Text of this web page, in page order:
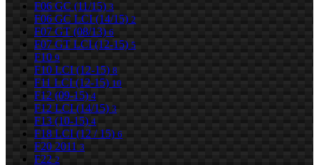
F06 GC (11/15) 3
F06 GC LCI (14/15) 2
F07 GT (08/13) 6
F07 GT LCI (12-15) 5
F10 9
F10 LCI (12-15) 8
F11 LCI (12-15) 10
F12 (09-15) 4
F12 LCI (14/15) 3
F13 (10-15) 4
F18 LCI (12 / 15) 6
F20 2011 3
F22 2